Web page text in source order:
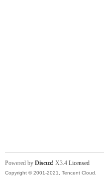
Powered by Discuz! X3.4 Licensed
Copyright © 2001-2021, Tencent Cloud.